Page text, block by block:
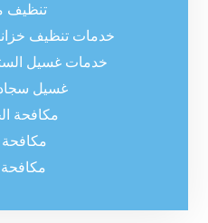
تنظيف
خدمات تنظيف
خدمات غسيل
غسيل سجاد
مكافحة
مكافحة